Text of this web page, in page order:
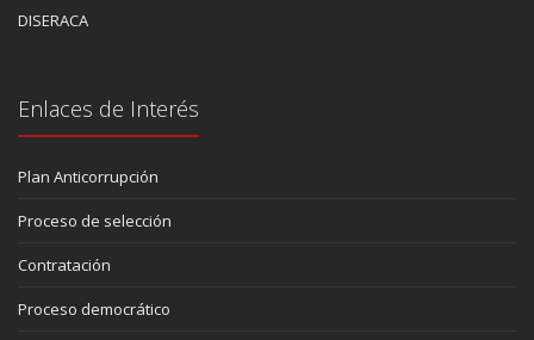
DISERACA
Enlaces de Interés
Plan Anticorrupción
Proceso de selección
Contratación
Proceso democrático